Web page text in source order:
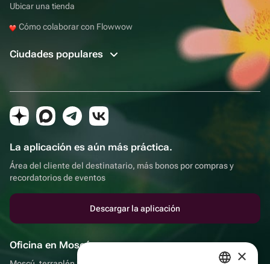
Ubicar una tienda
Cómo colaborar con Flowwow
Ciudades populares
La aplicación es aún más práctica.
Área del cliente del destinatario, más bonos por compras y
recordatorios de eventos
Descargar la aplicación
Oficina en Moscú
×